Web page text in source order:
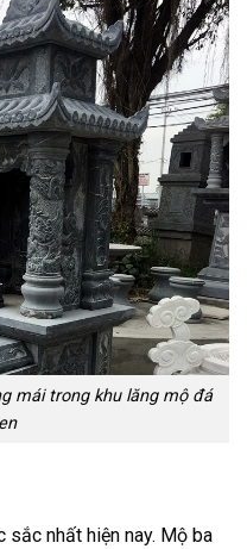
mái trong khu lăng mộ đá
sắc nhất hiện nay. Mộ ba